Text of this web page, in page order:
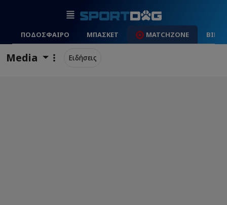
ΠΟΔΟΣΦΑΙΡΟ ΜΠΑΣΚΕΤ MATCHZONE
Media Ειδήσεις